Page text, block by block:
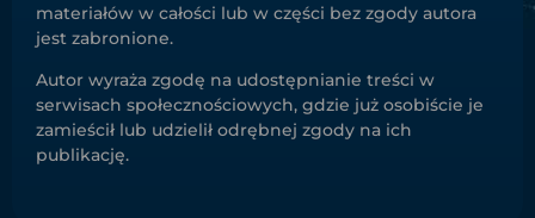
materiałów w całości lub w części bez zgody autora
jest zabronione.
Autor wyraża zgodę na udostępnianie treści w
serwisach społecznościowych, gdzie już osobiście je
zamieścił lub udzielił odrębnej zgody na ich
publikację.